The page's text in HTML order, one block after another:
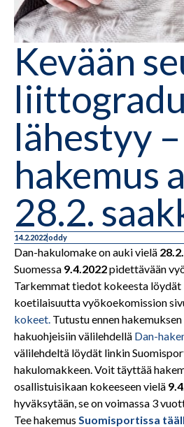
Kevään
lähestyy –
hakemus
28.2.
14.2.2022oddy
Dan-hakulomake on auki vielä
Suomessa 9.4.2022pidettävään
Tarkemmat tiedot kokeesta löydät
koetilaisuutta vyökoekomission
kokeet. Tutustu ennen
hakuohjeisiin välilehdellä Dan-
välilehdeltä löydät linkin
hakulomakkeen. Voit täyttää
osallistuisikaan kokeeseen vielä
hyväksytään, se on voimassa 3
Tee hakemus Suomisportissa